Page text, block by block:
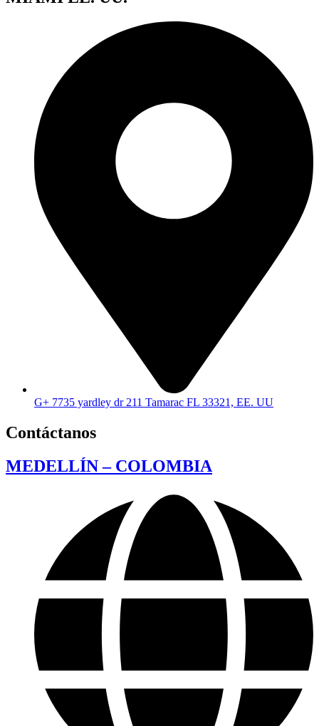
G+ 7735 yardley dr 211 Tamarac FL 33321, EE. UU
Contáctanos
MEDELLÍN – COLOMBIA